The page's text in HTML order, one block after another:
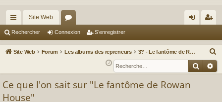
cc
ès
Site Web
or
u ne
xi
nr
eg
Rechercher Connexion S’enregistrer
Site Web Forum Les albums des repreneurs 3? - Le fantôme de Rowan House (Date inconnue)
e
c
Ce que l'on sait sur "Le fantôme de Rowan
House"